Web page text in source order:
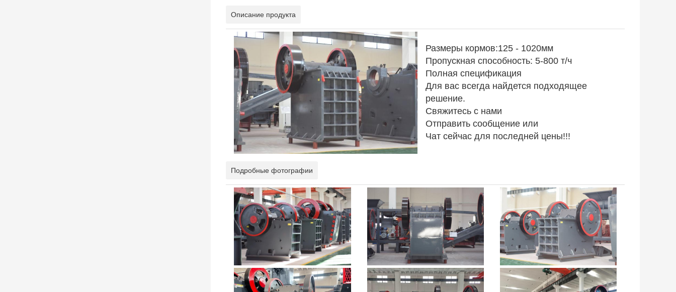
Описание продукта
Размеры кормов:125 - 1020мм
Пропускная способность: 5-800 т/ч
Полная спецификация
Для вас всегда найдется подходящее
решение.
Свяжитесь с нами
Отправить сообщение или
Чат сейчас для последней цены!!!
Подробные фотографии